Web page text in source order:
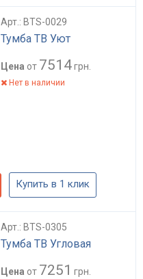
Арт.: BTS-0029
Тумба ТВ Уют
Цена от 7514грн.
Нет в наличии
Купить в 1 клик
Арт.: BTS-0305
Тумба ТВ Угловая
Цена от 7251 грн.